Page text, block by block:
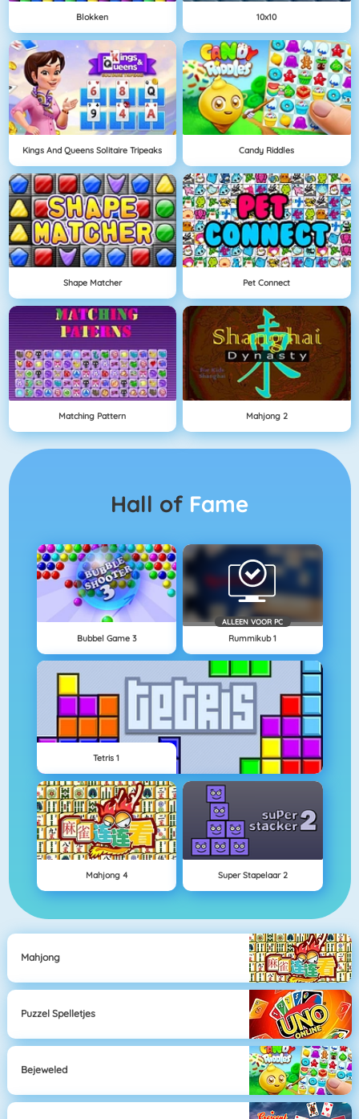
Blokken 10x10
Kings And Queens Solitaire Tripeaks Candy Riddles
Shape Matcher Pet Connect
Matching Pattern Mahjong 2
Hall of Fame
Bubbel Game 3
ALLEEN VOOR PC
Rummikub 1
Tetris 1
Mahjong 4 Super Stapelaar 2
Mahjong
Puzzel Spelletjes
Bejeweled